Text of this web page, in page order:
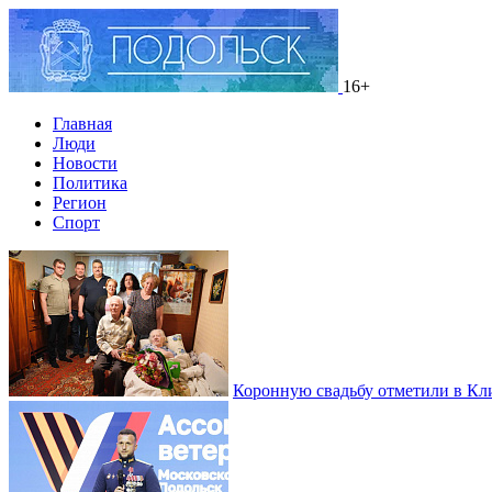
16+
Главная
Люди
Новости
Политика
Регион
Спорт
Коронную свадьбу отметили в